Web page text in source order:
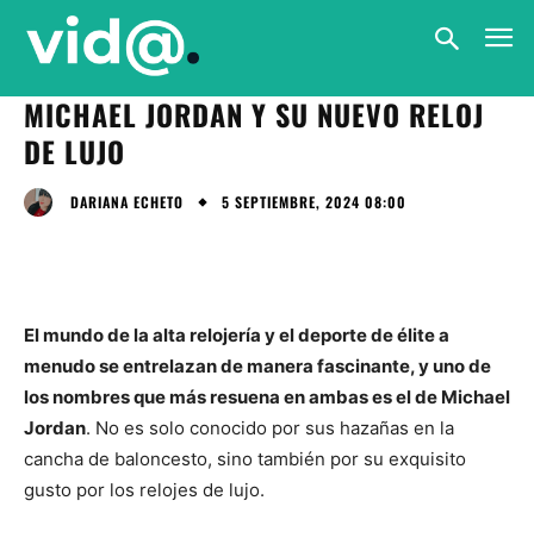
MICHAEL JORDAN Y SU NUEVO RELOJ
DE LUJO
DARIANA ECHETO 5 SEPTIEMBRE, 2024 08:00
El mundo de la alta relojería y el deporte de élite a
menudo se entrelazan de manera fascinante, y uno de
los nombres que más resuena en ambas es el de Michael
Jordan. No es solo conocido por sus hazañas en la
cancha de baloncesto, sino también por su exquisito
gusto por los relojes de lujo.